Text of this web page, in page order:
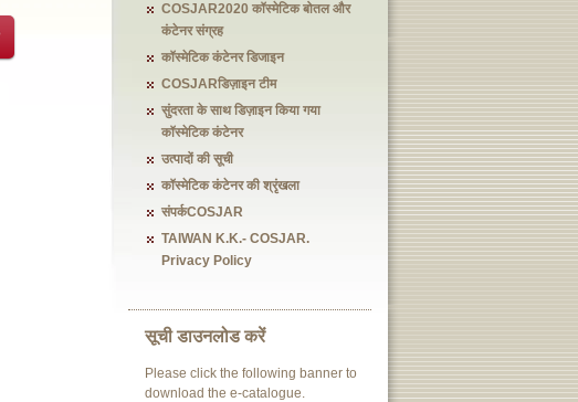
COSJAR2020 कॉस्मेटिक बोतल और
कंटेनर संग्रह
कॉस्मेटिक कंटेनर डिजाइन
COSJARडिज़ाइन टीम
सुंदरता के साथ डिज़ाइन किया गया
कॉस्मेटिक कंटेनर
उत्पादों की सूची
कॉस्मेटिक कंटेनर की श्रृंखला
संपर्कCOSJAR
TAIWAN K.K.- COSJAR.
Privacy Policy
सूची डाउनलोड करें
Please click the following banner to
download the e-catalogue.